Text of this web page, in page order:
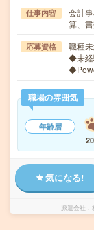
仕事内容
会計
算、
応募資格
職種
◆未経
職場の雰囲気
年齢層
気になる!
派遣会社